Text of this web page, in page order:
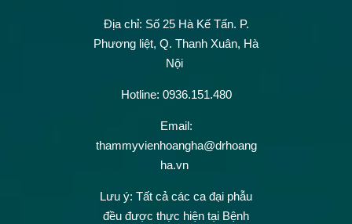
Địa chỉ: Số 25 Hà Kế Tấn. P.
Phương liệt, Q. Thanh Xuân, Hà
Nội
Hotline: 0936.151.480
Email:
thammyvienhoangha@drhoang
ha.vn
Lưu ý: Tất cả các ca đại phẫu
đều được thực hiện tại Bệnh